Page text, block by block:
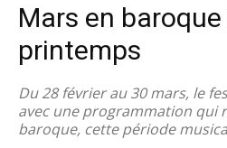
Mars en
printemps
Du 28 février au 30 mars, le
avec une programmation qui
baroque, cette période